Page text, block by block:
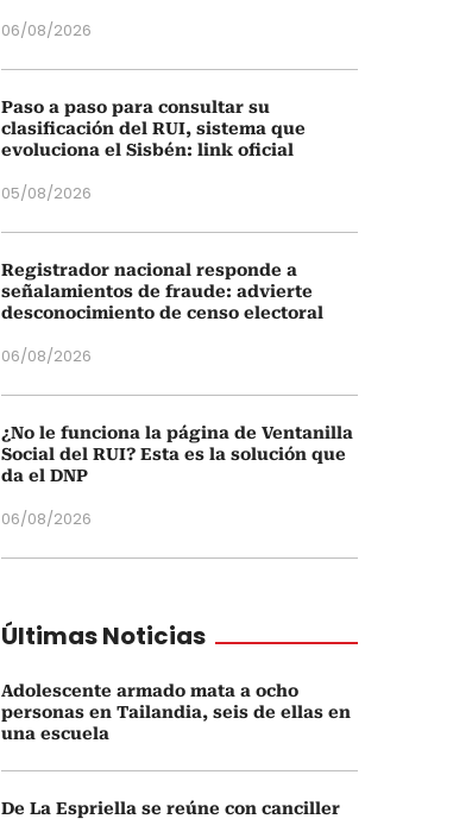
06/08/2026
Paso a paso para consultar su
clasificación del RUI, sistema que
evoluciona el Sisbén: link oficial
05/08/2026
Registrador nacional responde a
señalamientos de fraude: advierte
desconocimiento de censo electoral
06/08/2026
¿No le funciona la página de Ventanilla
Social del RUI? Esta es la solución que
da el DNP
06/08/2026
Últimas Noticias
Adolescente armado mata a ocho
personas en Tailandia, seis de ellas en
una escuela
De La Espriella se reúne con canciller